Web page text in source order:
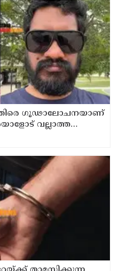
ഗൂഢാലോചനയാണ്
വല്ലാത്ത